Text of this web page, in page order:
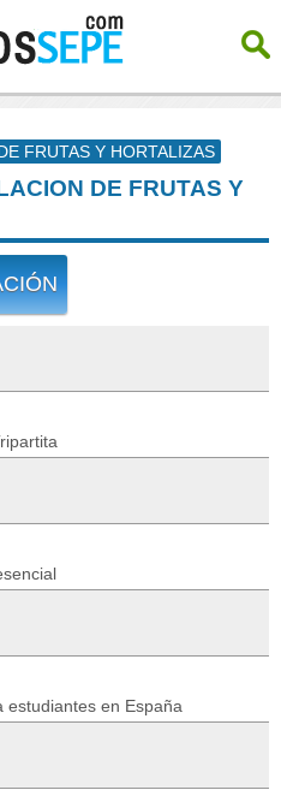
FRUTAS Y HORTALIZAS
DE FRUTAS Y
estudiantes en España